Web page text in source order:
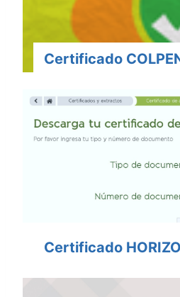
Certificado
Certificado